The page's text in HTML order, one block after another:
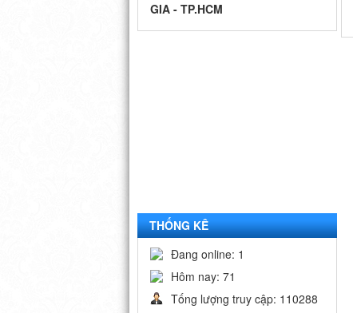
BIỂN QUÊ
THỐNG KÊ
Đang online: 1
Hôm nay: 71
Tống lượng truy cập: 110288